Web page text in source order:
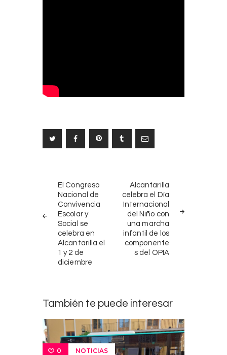
de
entradas
ANTERIORES
El Congreso
Nacional de
Convivencia
Escolar y
Social se
celebra en
Alcantarilla el
1 y 2 de
diciembre
Alcantarilla
celebra el Día
Internacional
del Niño con
una marcha
infantil de los
componente
s del OPIA
También te puede interesar
0 NOTICIAS